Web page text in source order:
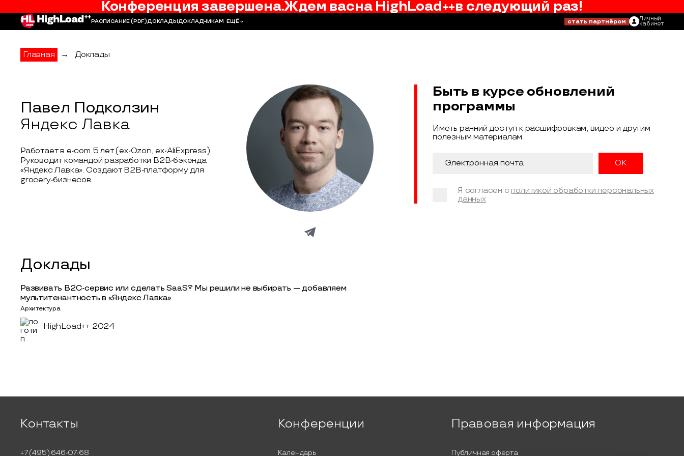
Конференция завершена.Ждем васна HighLoad++в следующий раз!
РАСПИСАНИЕ(PDF)ДОКЛАДЫ ДОКЛАДЧИКАМ ЕЩЁ стать партнёром Личный
кабинет
Главная → Доклады
Павел Подколзин
Яндекс Лавка
Работает в e-com 5 лет (ex-Ozon, ex-AliExpress).
Руководит командой разработки В2В-бэкенда
«Яндекс Лавка». Создают B2B-платформу для
grocery-бизнесов.
Доклады
Развивать B2C-сервис или сделать SaaS? Мы решили не выбирать — добавляем
мультитенантность в «Яндекс Лавка»
Архитектура
HighLoad++ 2024
Быть в курсе обновлений
программы
Иметь ранний доступ к расшифровкам, видео и другим
полезным материалам.
Я согласен с политикой обработки персональных
данных
Контакты
+7 (495) 646-07-68
Конференции
Календарь
Правовая информация
Публичная оферта